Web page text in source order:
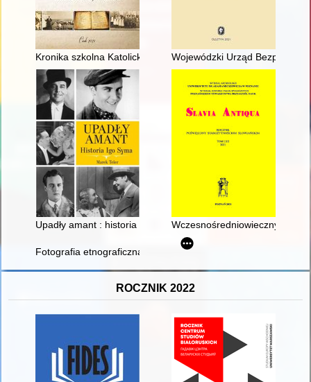
Kronika szkolna Katolickiej Szkoły Podstawowej w Cisku
Wojewódzki Urząd
Upadły amant : historia Igo SymaWczesnośredniowieczny
Fotografia etnograficzna dokumentująca życie Żydów w
ROCZNIK 2022